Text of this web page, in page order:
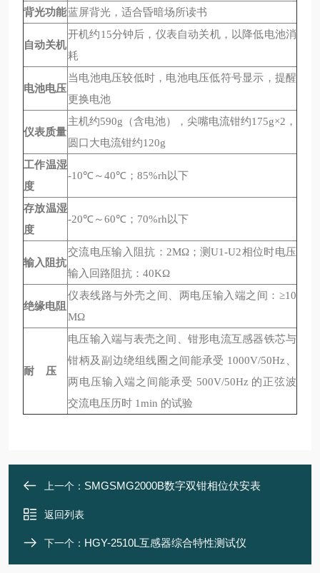
背光功能蓝屏背光，适合昏暗场所读书
自动关机
开机约15分钟后，仪表自动关机，以降低电池消
耗
电池电压
当电池电压较低时，电池电压低符号显示，提醒
更换电池
仪表质量
主机约590g（含电池），尖嘴电流钳约175g×2，
圆口大电流钳约120g
工作温湿
度
-10℃～40℃；85%rh以下
存放温湿
度
-20℃～60℃；70%rh以下
输入阻抗
交流电压输入阻抗：2MΩ；测U1-U2相位时电压
输入回路阻抗：40KΩ
绝缘电阻
仪表线路与外壳之间、两电压输入端之间：≥10
MΩ
耐 压
电压输入端与表壳之间、钳形电流互感器铁芯与
钳柄及副边绕组线圈之间能承受 1000V/50Hz、
两电压输入端之间能承受 500V/50Hz 的正弦波
交流电压历时 1min 的试验
上一个： SMGSMG2000B数字双钳相位伏安表
返回列表
下一个： HGY-2510L互感器综合特性测试仪